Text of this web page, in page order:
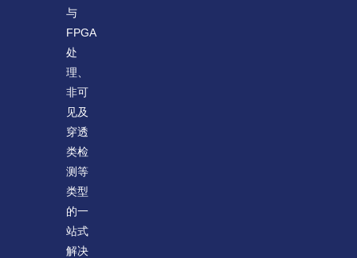
与
FPGA
处
理、
非可
见及
穿透
类检
测等
类型
的一
站式
解决